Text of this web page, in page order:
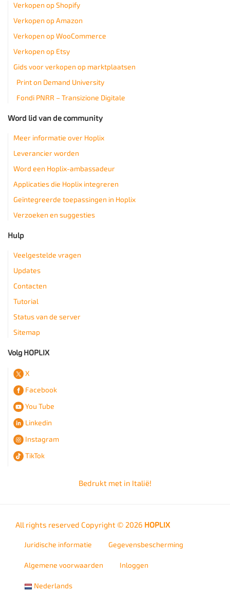
Verkopen op Shopify
Verkopen op Amazon
Verkopen op WooCommerce
Verkopen op Etsy
Gids voor verkopen op marktplaatsen
Print on Demand University
Fondi PNRR – Transizione Digitale
Word lid van de community
Meer informatie over Hoplix
Leverancier worden
Word een Hoplix-ambassadeur
Applicaties die Hoplix integreren
Geïntegreerde toepassingen in Hoplix
Verzoeken en suggesties
Hulp
Veelgestelde vragen
Updates
Contacten
Tutorial
Status van de server
Sitemap
Volg HOPLIX
X
Facebook
You Tube
Linkedin
Instagram
TikTok
Bedrukt met in Italië!
All rights reserved Copyright © 2026 HOPLIX
Juridische informatie Gegevensbescherming
Algemene voorwaarden Inloggen
Nederlands